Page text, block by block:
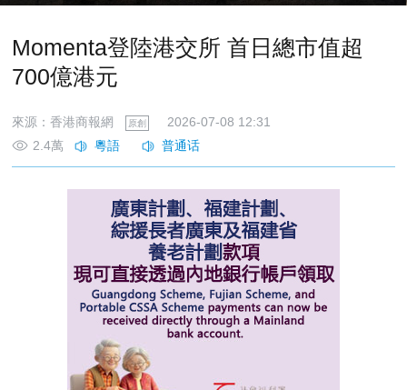
Momenta登陸港交所 首日總市值超
700億港元
來源：香港商報網 原創
2026-07-08 12:31
2.4萬